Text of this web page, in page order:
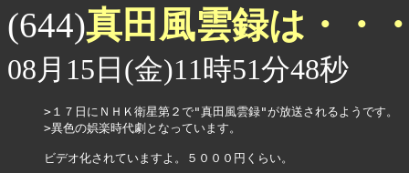
(644)真田風雲録は・・
08月15日(金)11時51分48秒
>１７日にＮＨＫ衛星第２で"真田風雲録"が放送されるようです。
>異色の娯楽時代劇となっています。
ビデオ化されていますよ。５０００円くらい。